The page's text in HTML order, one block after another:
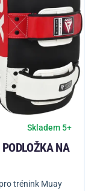
Skladem 5+
NA
trénink Muay